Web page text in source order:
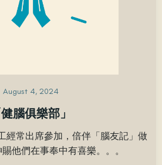
August 4, 2024
健腦俱樂部」
經常出席參加，倍伴「腦友記」做
他們在事奉中有喜樂。。。